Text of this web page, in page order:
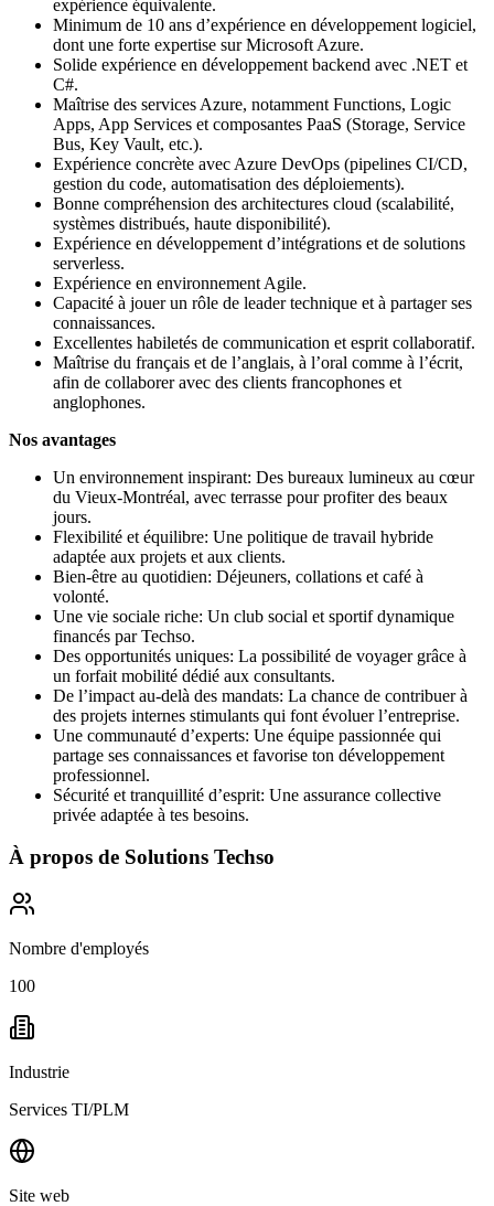
expérience équivalente.
Minimum de 10 ans d’expérience en développement logiciel,
dont une forte expertise sur Microsoft Azure.
Solide expérience en développement backend avec .NET et
C#.
Maîtrise des services Azure, notamment Functions, Logic
Apps, App Services et composantes PaaS (Storage, Service
Bus, Key Vault, etc.).
Expérience concrète avec Azure DevOps (pipelines CI/CD,
gestion du code, automatisation des déploiements).
Bonne compréhension des architectures cloud (scalabilité,
systèmes distribués, haute disponibilité).
Expérience en développement d’intégrations et de solutions
serverless.
Expérience en environnement Agile.
Capacité à jouer un rôle de leader technique et à partager ses
connaissances.
Excellentes habiletés de communication et esprit collaboratif.
Maîtrise du français et de l’anglais, à l’oral comme à l’écrit,
afin de collaborer avec des clients francophones et
anglophones.
Nos avantages
Un environnement inspirant: Des bureaux lumineux au cœur
du Vieux-Montréal, avec terrasse pour profiter des beaux
jours.
Flexibilité et équilibre: Une politique de travail hybride
adaptée aux projets et aux clients.
Bien-être au quotidien: Déjeuners, collations et café à
volonté.
Une vie sociale riche: Un club social et sportif dynamique
financés par Techso.
Des opportunités uniques: La possibilité de voyager grâce à
un forfait mobilité dédié aux consultants.
De l’impact au-delà des mandats: La chance de contribuer à
des projets internes stimulants qui font évoluer l’entreprise.
Une communauté d’experts: Une équipe passionnée qui
partage ses connaissances et favorise ton développement
professionnel.
Sécurité et tranquillité d’esprit: Une assurance collective
privée adaptée à tes besoins.
À propos de Solutions Techso
Nombre d'employés
100
Industrie
Services TI/PLM
Site web